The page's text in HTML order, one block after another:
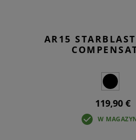
AR15
119,90 €
W